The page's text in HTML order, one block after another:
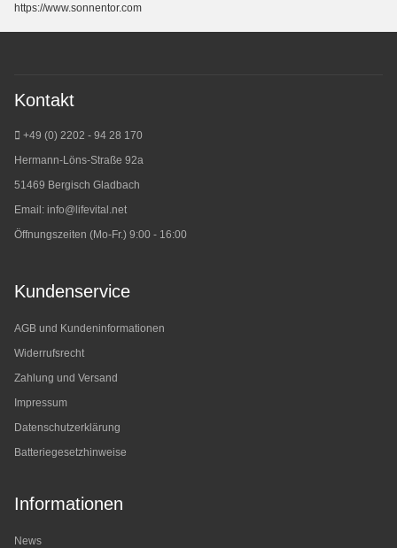
https://www.sonnentor.com
Kontakt
+49 (0) 2202 - 94 28 170
Hermann-Löns-Straße 92a
51469 Bergisch Gladbach
Email: info@lifevital.net
Öffnungszeiten (Mo-Fr.) 9:00 - 16:00
Kundenservice
AGB und Kundeninformationen
Widerrufsrecht
Zahlung und Versand
Impressum
Datenschutzerklärung
Batteriegesetzhinweise
Informationen
News